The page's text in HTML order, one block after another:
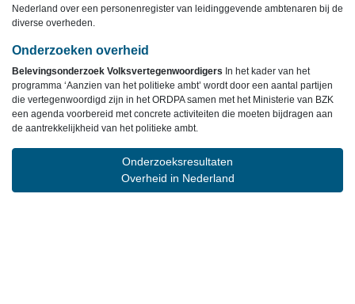
Nederland over een personenregister van leidinggevende ambtenaren bij de
diverse overheden.
Onderzoeken overheid
Belevingsonderzoek Volksvertegenwoordigers In het kader van het
programma ‘Aanzien van het politieke ambt’ wordt door een aantal partijen
die vertegenwoordigd zijn in het ORDPA samen met het Ministerie van BZK
een agenda voorbereid met concrete activiteiten die moeten bijdragen aan
de aantrekkelijkheid van het politieke ambt.
Onderzoeksresultaten
Overheid in Nederland